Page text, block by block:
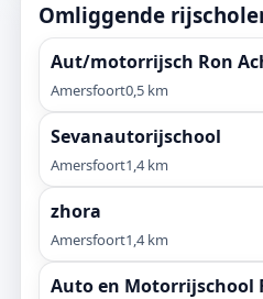
Omliggende
Aut/motorrijsch Ron
Amersfoort0,5 km
Sevanautorijschool
Amersfoort1,4 km
zhora
Amersfoort1,4 km
Auto en Motorrijschool